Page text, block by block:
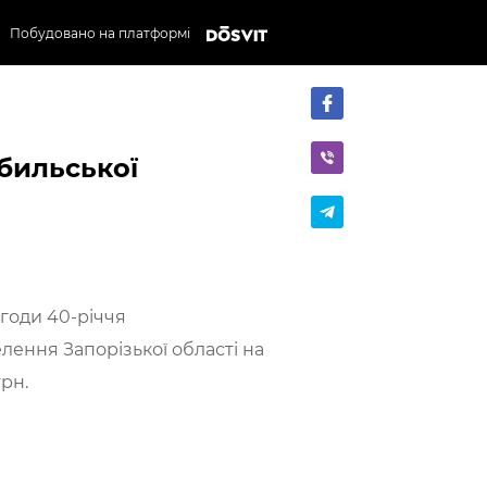
Побудовано на платформі
40-річчя
Запорізької області на